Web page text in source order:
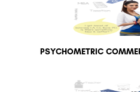
PSYCHOMETRIC